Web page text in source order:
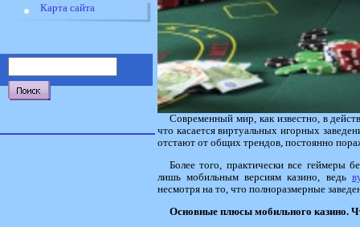
Карта сайта
Современный мир, как известно, в
что касается виртуальных игорных
отстают от общих трендов, постоянно
Более того, практически все геймеры
лишь мобильным версиям казино, ведь
несмотря на то, что полноразмерные
Основные плюсы мобильного казино.